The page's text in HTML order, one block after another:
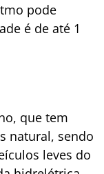
pode
é de até 1
que tem
natural, sendo
leves do